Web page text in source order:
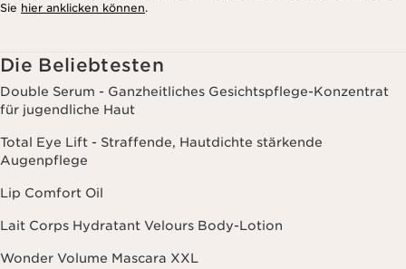
Sie hier anklicken können.
Die Beliebtesten
Double Serum - Ganzheitliches Gesichtspflege-Konzentrat
für jugendliche Haut
Total Eye Lift - Straffende, Hautdichte stärkende
Augenpflege
Lip Comfort Oil
Lait Corps Hydratant Velours Body-Lotion
Wonder Volume Mascara XXL